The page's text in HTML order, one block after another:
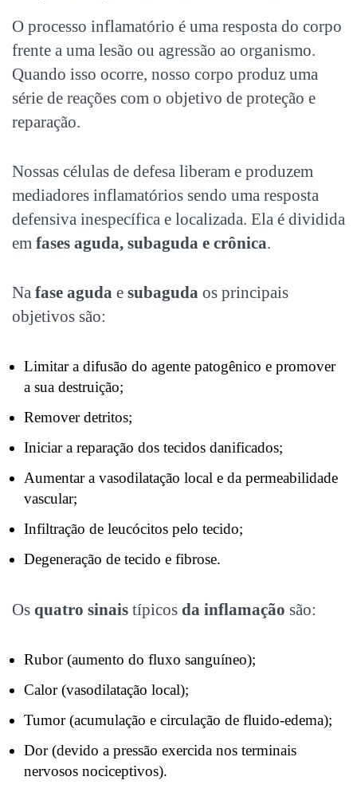
O processo inflamatório é uma resposta do corpo
frente a uma lesão ou agressão ao organismo.
Quando isso ocorre, nosso corpo produz uma
série de reações com o objetivo de proteção e
reparação.
Nossas células de defesa liberam e produzem
mediadores inflamatórios sendo uma resposta
defensiva inespecífica e localizada. Ela é dividida
em fases aguda, subaguda e crônica.
Na fase aguda e subaguda os principais
objetivos são:
Limitar a difusão do agente patogênico e promover
a sua destruição;
Remover detritos;
Iniciar a reparação dos tecidos danificados;
Aumentar a vasodilatação local e da permeabilidade
vascular;
Infiltração de leucócitos pelo tecido;
Degeneração de tecido e fibrose.
Os quatro sinais típicos da inflamação são:
Rubor (aumento do fluxo sanguíneo);
Calor (vasodilatação local);
Tumor (acumulação e circulação de fluido-edema);
Dor (devido a pressão exercida nos terminais
nervosos nociceptivos).